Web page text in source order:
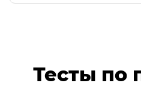
Тесты по